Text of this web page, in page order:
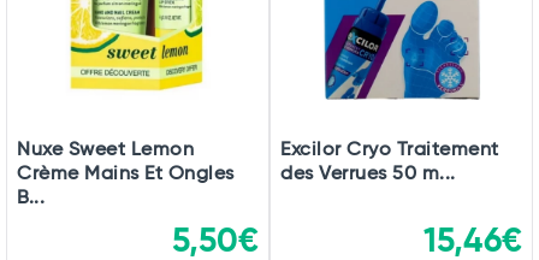
Nuxe Sweet Lemon
Crème Mains Et Ongles
B...
5,50€
Excilor Cryo Traitement
des Verrues 50 m...
15,46€